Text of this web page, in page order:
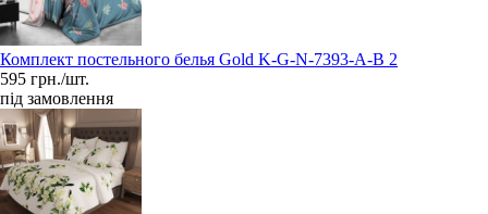
Комплект постельного белья Gold K-G-N-7393-A-B 2
595 грн./шт.
під замовлення